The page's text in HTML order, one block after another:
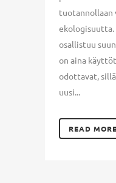
tuotannollaan
ekologisuutta.
osallistuu
on aina
odottavat,
uusi...
READ MORE